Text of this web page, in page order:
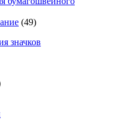
(49)
значков